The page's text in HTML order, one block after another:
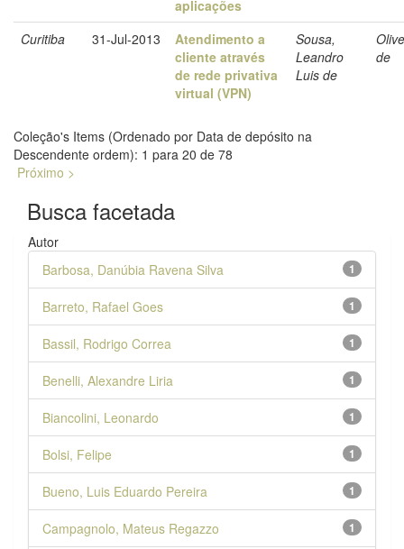
aplicações
Curitiba 31-Jul-2013
Atendimento a
cliente através
de rede privativa
virtual (VPN)
Sousa,
Leandro
Luis de
de
Coleção's Items (Ordenado por Data de depósito na
Descendente ordem): 1 para 20 de 78
Próximo >
Busca facetada
Autor
1
Barbosa, Danúbia Ravena Silva
1
Barreto, Rafael Goes
1
Bassil, Rodrigo Correa
1
Benelli, Alexandre Liria
1
Biancolini, Leonardo
1
Bolsi, Felipe
1
Bueno, Luis Eduardo Pereira
1
Campagnolo, Mateus Regazzo